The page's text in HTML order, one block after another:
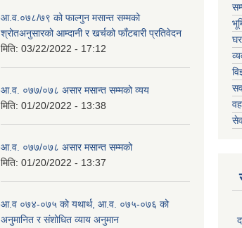
आ.व.०७८/७९ को फाल्गुन मसान्त सम्मको
श्रोतअनुसारको आम्दानी र खर्चको फाँटबारी प्रतिवेदन
मिति: 03/22/2022 - 17:12
आ.व. ०७७/०७८ असार मसान्त सम्मको व्यय
मिति: 01/20/2022 - 13:38
आ.व. ०७७/०७८ असार मसान्त सम्मको
मिति: 01/20/2022 - 13:37
आ.व ०७४-०७५ को यथार्थ, आ.व. ०७५-०७६ को
अनुमानित र संशोधित व्याय अनुमान